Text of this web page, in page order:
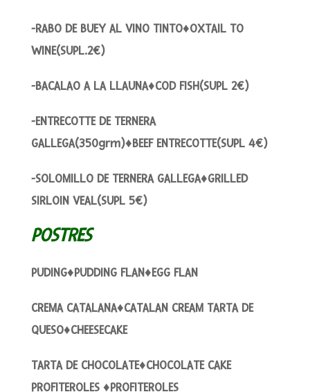
-RABO DE BUEY AL VINO TINTO♦OXTAIL TO
WINE(SUPL.2€)
-BACALAO A LA LLAUNA♦COD FISH(SUPL 2€)
-ENTRECOTTE DE TERNERA
GALLEGA(350grm)♦BEEF ENTRECOTTE(SUPL 4€)
-SOLOMILLO DE TERNERA GALLEGA♦GRILLED
SIRLOIN VEAL(SUPL 5€)
POSTRES
PUDING♦PUDDING FLAN♦EGG FLAN
CREMA CATALANA♦CATALAN CREAM TARTA DE
QUESO♦CHEESECAKE
TARTA DE CHOCOLATE♦CHOCOLATE CAKE
PROFITEROLES ♦PROFITEROLES